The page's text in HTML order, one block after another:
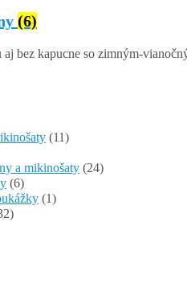
(6)
aj bez kapucne so zimným-
(11)
a mikinošaty (24)
(6)
(1)